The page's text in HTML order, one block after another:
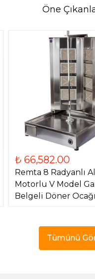
Öne
₺ 66,582.00
Remta 8 Radyanlı
Motorlu V Model
Belgeli Döner Ocağı
Tümünü